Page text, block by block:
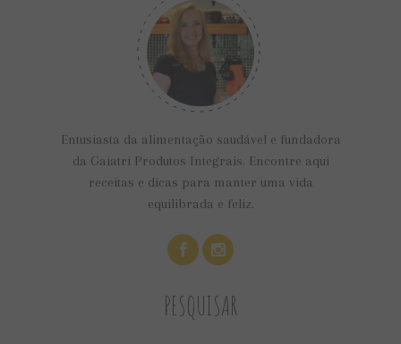
Entusiasta da alimentação saudável e fundadora
da Gaiatri Produtos Integrais. Encontre aqui
receitas e dicas para manter uma vida
equilibrada e feliz.
PESQUISAR